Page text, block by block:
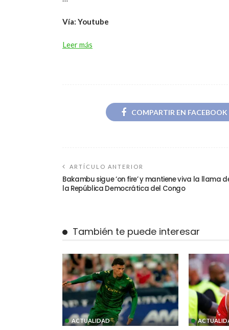
Vía: Youtube
Leer más
COMPARTIR EN FACEBOOK
ARTÍCULO ANTERIOR
Bakambu sigue ‘on fire’ y mantiene viva la llama
la República Democrática del Congo
También te puede interesar
ACTUALIDAD